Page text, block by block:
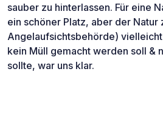
sauber zu hinterlassen. Für eine
ein schöner Platz, aber der Natur
Angelaufsichtsbehörde)
kein Müll gemacht werden soll &
sollte, war uns klar.